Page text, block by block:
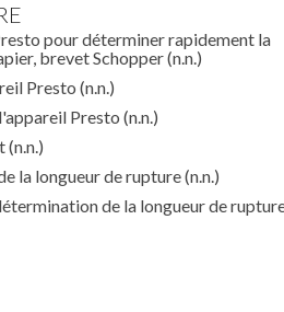
pour déterminer rapidement la
brevet Schopper(n.n.)
Presto (n.n.)
Presto (n.n.)
(n.n.)
la longueur de rupture(n.n.)
de la longueur de